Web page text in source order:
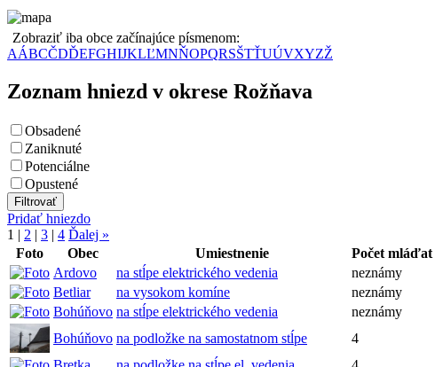
Zobraziť iba obce začínajúce písmenom:
AÁBCČDĎEFGHIJKLĽMNŇOPQRSŠTŤUÚVXYZŽ
Zoznam hniezd v okrese Rožňava
Obsadené
Zaniknuté
Potenciálne
Opustené
Pridať hniezdo
1 | 2 | 3 | 4 Ďalej »
Foto
Obec Umiestnenie Počet mláďat
Ardovo
na stĺpe elektrického vedenia neznámy
Betliar
na vysokom komíne neznámy
Bohúňovo na stĺpe elektrického vedenia neznámy
Bohúňovo na podložke na samostatnom stĺpe 4